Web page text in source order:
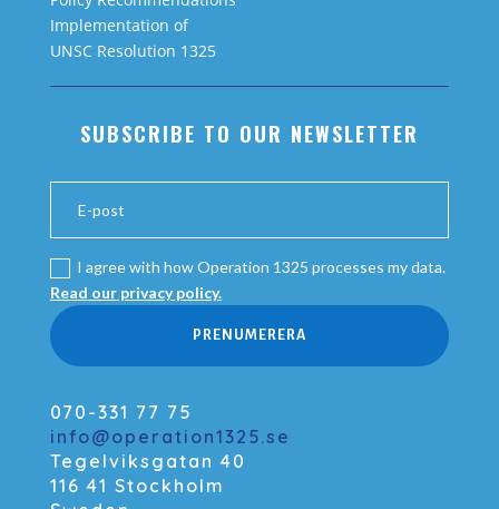
Implementation of
UNSC Resolution 1325
SUBSCRIBE TO OUR NEWSLETTER
I agree with how Operation 1325 processes my data.
Read our privacy policy.
PRENUMERERA
070-331 77 75
info@operation1325.se
Tegelviksgatan 40
116 41 Stockholm